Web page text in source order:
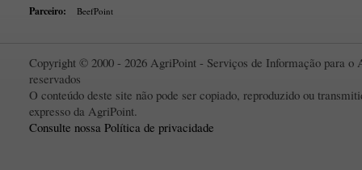
Parceiro: BeefPoint
Copyright © 2000 - 2026 AgriPoint - Serviços de Informação para o
reservados
O conteúdo deste site não pode ser copiado, reproduzido ou
expresso da AgriPoint.
Consulte nossa Política de privacidade